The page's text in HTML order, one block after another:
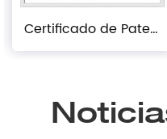
Certificado de Patente Práctica